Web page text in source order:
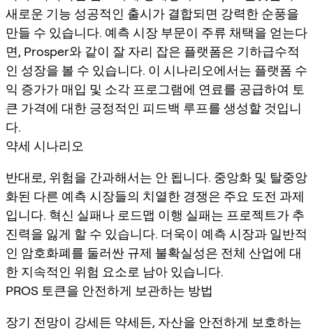
새로운 기능 성공적인 출시가 결합되면 강력한 순풍을
만들 수 있습니다. 예측 시장 부문이 주류 채택을 얻는다
면, Prosper와 같이 잘 자리 잡은 플랫폼은 기하급수적
인 성장을 볼 수 있습니다. 이 시나리오에서는 플랫폼 수
익 증가가 매입 및 소각 프로그램에 연료를 공급하여 토
큰 가격에 대한 긍정적인 피드백 루프를 생성할 것입니
다.
약세 시나리오
반대로, 위험을 간과해서는 안 됩니다. 중앙화 및 탈중앙
화된 다른 예측 시장들의 치열한 경쟁은 주요 도전 과제
입니다. 혁신 실패나 로드맵 이행 실패는 프로젝트가 추
진력을 잃게 할 수 있습니다. 더욱이 예측 시장과 일반적
인 암호화폐를 둘러싼 규제 불확실성은 전체 산업에 대
한 지속적인 위험 요소로 남아 있습니다.
PROS 토큰을 안전하게 보관하는 방법
장기 전망이 강세든 약세든, 자산을 안전하게 보호하는